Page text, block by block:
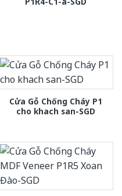
Cửa Gỗ Chống Cháy P1
cho khach san-SGD